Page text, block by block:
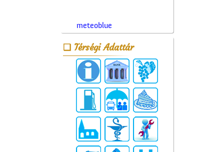
meteoblue
Térségi Adattár